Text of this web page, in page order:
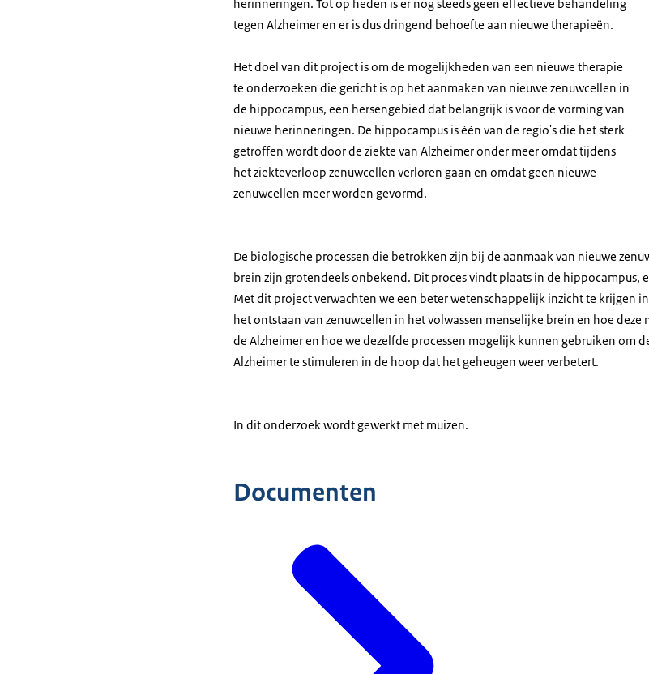
herinneringen. Tot op heden is er nog steeds geen effectieve behandeling
tegen Alzheimer en er is dus dringend behoefte aan nieuwe therapieën.
Het doel van dit project is om de mogelijkheden van een nieuwe therapie
te onderzoeken die gericht is op het aanmaken van nieuwe zenuwcellen in
de hippocampus, een hersengebied dat belangrijk is voor de vorming van
nieuwe herinneringen. De hippocampus is één van de regio's die het sterk
getroffen wordt door de ziekte van Alzheimer onder meer omdat tijdens
het ziekteverloop zenuwcellen verloren gaan en omdat geen nieuwe
zenuwcellen meer worden gevormd.
De biologische processen die betrokken zijn bij de aanmaak van nieuwe
brein zijn grotendeels onbekend. Dit proces vindt plaats in de hippocampus,
Met dit project verwachten we een beter wetenschappelijk inzicht te krijgen
het ontstaan van zenuwcellen in het volwassen menselijke brein en hoe
de Alzheimer en hoe we dezelfde processen mogelijk kunnen gebruiken om
Alzheimer te stimuleren in de hoop dat het geheugen weer verbetert.
In dit onderzoek wordt gewerkt met muizen.
Documenten